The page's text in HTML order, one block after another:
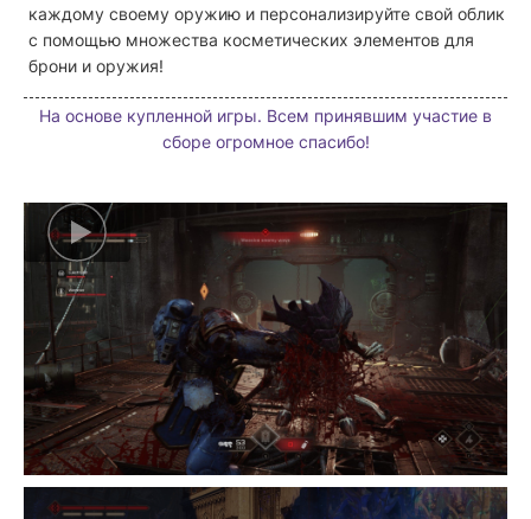
каждому своему оружию и персонализируйте свой облик
с помощью множества косметических элементов для
брони и оружия!
На основе купленной игры. Всем принявшим участие в
сборе огромное спасибо!